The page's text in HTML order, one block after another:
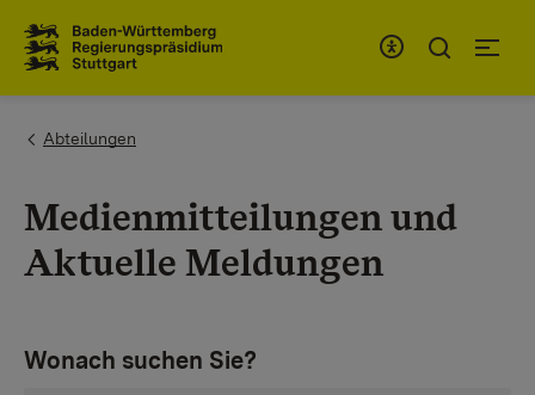
You are here:
Abteilungen
Medienmitteilungen und
Aktuelle Meldungen
Wonach suchen Sie?